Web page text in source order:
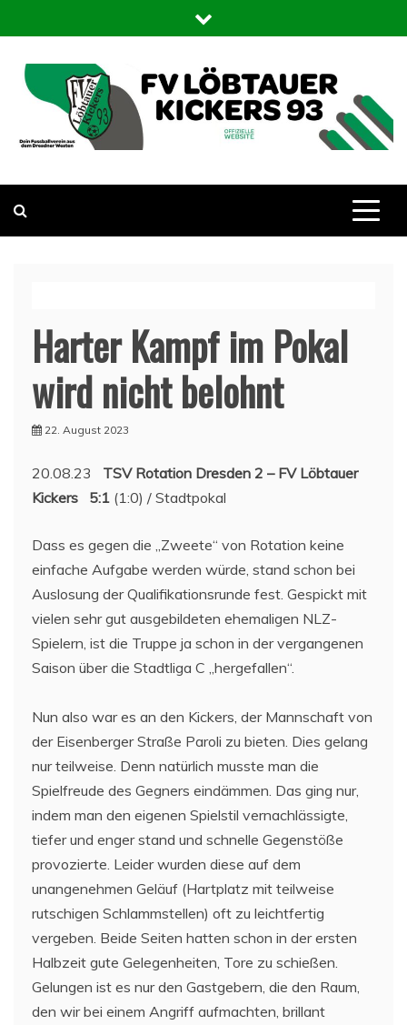
to
content
Dresden
Harter Kampf im Pokal
wird nicht belohnt
22. August 2023
20.08.23 TSV Rotation Dresden 2 – FV Löbtauer
Kickers 5:1 (1:0) / Stadtpokal
Dass es gegen die „Zweete“ von Rotation keine
einfache Aufgabe werden würde, stand schon bei
Auslosung der Qualifikationsrunde fest. Gespickt mit
vielen sehr gut ausgebildeten ehemaligen NLZ-
Spielern, ist die Truppe ja schon in der vergangenen
Saison über die Stadtliga C „hergefallen“.
Nun also war es an den Kickers, der Mannschaft von
der Eisenberger Straße Paroli zu bieten. Dies gelang
nur teilweise. Denn natürlich musste man die
Spielfreude des Gegners eindämmen. Das ging nur,
indem man den eigenen Spielstil vernachlässigte,
tiefer und enger stand und schnelle Gegenstöße
provozierte. Leider wurden diese auf dem
unangenehmen Geläuf (Hartplatz mit teilweise
rutschigen Schlammstellen) oft zu leichtfertig
vergeben. Beide Seiten hatten schon in der ersten
Halbzeit gute Gelegenheiten, Tore zu schießen.
Gelungen ist es nur den Gastgebern, die den Raum,
den wir bei einem Angriff aufmachten, brillant